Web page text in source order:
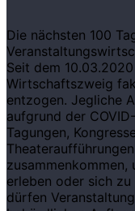
Die nächsten 100
Seit dem
Wirtschaftszweig
entzogen. Jegliche
aufgrund der
Tagungen,
zusammenkommen,
erleben oder sich zu
dürfen